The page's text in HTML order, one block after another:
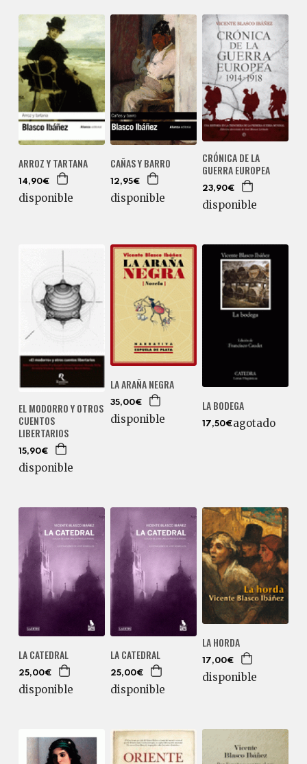
ARROZ Y TARTANA
14,90€
disponible
CAÑAS Y BARRO
12,95€
disponible
CRÓNICA DE LA
GUERRA EUROPEA
23,90€
disponible
EL MODORRO Y OTROS
CUENTOS
LIBERTARIOS
15,90€
disponible
LA ARAÑA NEGRA
35,00€
disponible
LA BODEGA
17,50€agotado
LA CATEDRAL
25,00€
disponible
LA CATEDRAL
25,00€
disponible
LA HORDA
17,00€
disponible